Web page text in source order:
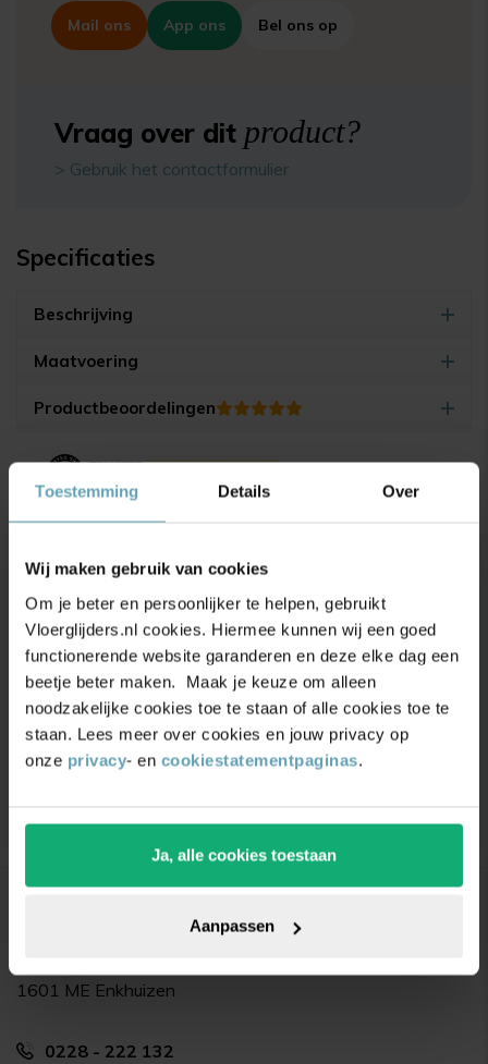
Toestemming Details Over
Wij maken gebruik van cookies
Om je beter en persoonlijker te helpen, gebruikt
Vloerglijders.nl cookies. Hiermee kunnen wij een goed
functionerende website garanderen en deze elke dag een
beetje beter maken. Maak je keuze om alleen
noodzakelijke cookies toe te staan of alle cookies toe te
staan. Lees meer over cookies en jouw privacy op
onze privacy- en cookiestatementpaginas.
Ja, alle cookies toestaan
Aanpassen
Mail ons App ons Bel ons op
Vraag over dit product?
> Gebruik het contactformulier
Specificaties
Beschrijving
Maatvoering
Productbeoordelingen
Uniekekortingsactiesen
inspiratieontvangen?
Schrijf je in voor onze nieuwsbrief. Ontvang
exclusieve kortingen,leuketips,en5% kortingop
je eerste bestelling.
1601 ME Enkhuizen
0228 - 222 132